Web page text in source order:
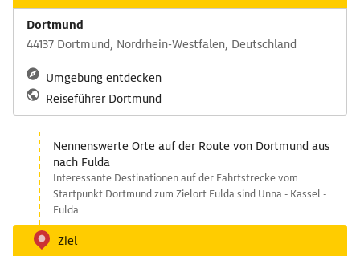
Dortmund
44137 Dortmund, Nordrhein-Westfalen, Deutschland
Umgebung entdecken
Reiseführer Dortmund
Nennenswerte Orte auf der Route von Dortmund aus
nach Fulda
Interessante Destinationen auf der Fahrtstrecke vom
Startpunkt Dortmund zum Zielort Fulda sind Unna - Kassel -
Fulda.
Ziel